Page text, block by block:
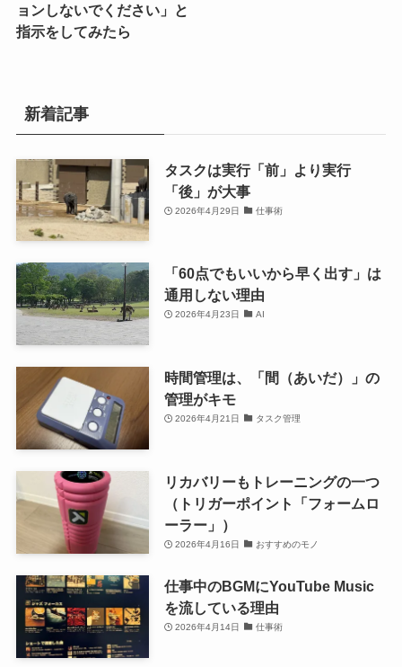
ョンしないでください」と
指示をしてみたら
新着記事
タスクは実行「前」より実行
「後」が大事
2026年4月29日 仕事術
「60点でもいいから早く出す」は
通用しない理由
2026年4月23日 AI
時間管理は、「間（あいだ）」の
管理がキモ
2026年4月21日 タスク管理
リカバリーもトレーニングの一つ
（トリガーポイント「フォームロ
ーラー」）
2026年4月16日 おすすめのモノ
仕事中のBGMにYouTube Music
を流している理由
2026年4月14日 仕事術